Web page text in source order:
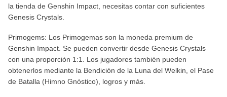
la tienda de Genshin Impact, necesitas contar con suficientes
Genesis Crystals.
Primogems: Los Primogemas son la moneda premium de
Genshin Impact. Se pueden convertir desde Genesis Crystals
con una proporción 1:1. Los jugadores también pueden
obtenerlos mediante la Bendición de la Luna del Welkin, el Pase
de Batalla (Himno Gnóstico), logros y más.